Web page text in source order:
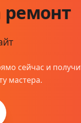
ремонт
сейчас и
мастера.